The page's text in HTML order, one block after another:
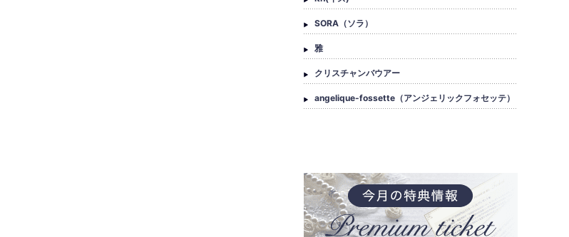
SORA（ソラ）
雅
クリスチャンバウアー
angelique-fossette（アンジェリックフォセッテ）